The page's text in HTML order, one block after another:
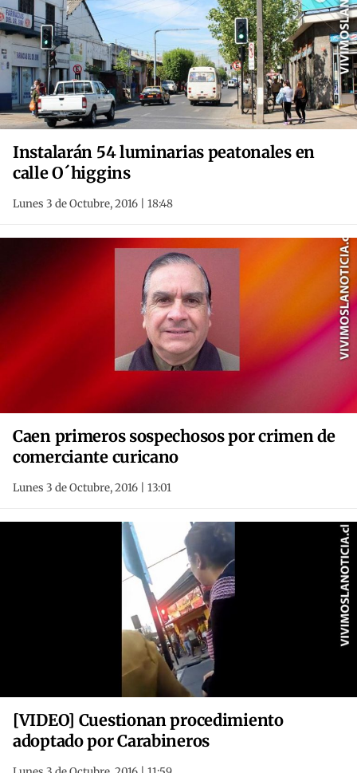
Instalarán 54 luminarias peatonales en
calle O´higgins
Lunes 3 de Octubre, 2016 | 18:48
Caen primeros sospechosos por crimen de
comerciante curicano
Lunes 3 de Octubre, 2016 | 13:01
[VIDEO] Cuestionan procedimiento
adoptado por Carabineros